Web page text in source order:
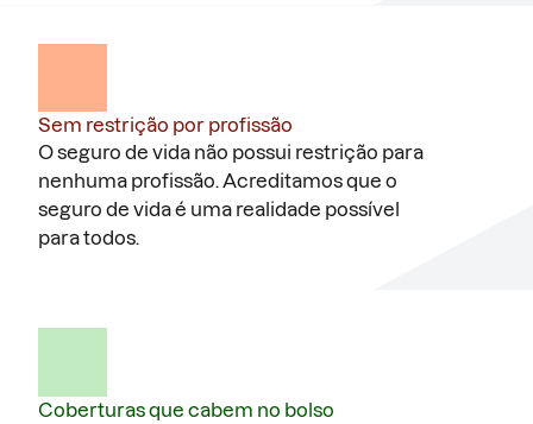
Sem restrição por profissão
O seguro de vida não possui restrição para
nenhuma profissão. Acreditamos que o
seguro de vida é uma realidade possível
para todos.
Coberturas que cabem no bolso